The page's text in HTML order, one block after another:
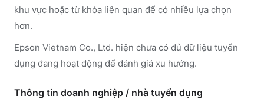
khu vực hoặc từ khóa liên quan để có nhiều lựa chọn
hơn.
Epson Vietnam Co., Ltd. hiện chưa có đủ dữ liệu tuyển
dụng đang hoạt động để đánh giá xu hướng.
Thông tin doanh nghiệp / nhà tuyển dụng